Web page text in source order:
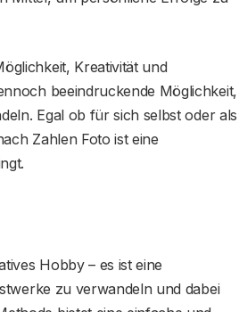
Kreativität und
beeindruckende Möglichkeit,
Egal ob für sich selbst oder als
Zahlen Foto ist eine
Hobby – es ist eine
zu verwandeln und dabei